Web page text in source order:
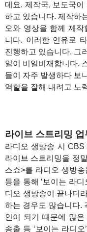
데요. 제작국, 보도국이
하고 있습니다. 제작하
오와 영상을 함께 제
니다. 이러한 연유로
진행하고 있습니다. 그
일이 비일비재합니다.
들이 자주 발생하다 보
역할을 잘해 내려고 노
라이브 스트리밍 업
라디오 생방송 시 CBS
라이브 스트리밍을 정
스쇼>를 라디오 생방
등을 통해 ‘보이는 라
디오 생방송이 끝나더
하는 경우도 많습니다.
인이 되기 때문에 많
송출 등 ‘보이는 라디